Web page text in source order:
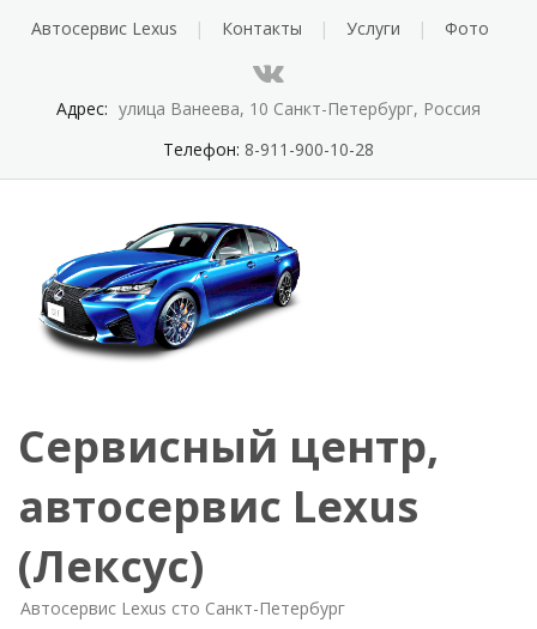
Автосервис Lexus Контакты Услуги Фото
Адрес: улица Ванеева, 10 Санкт-Петербург, Россия
Телефон: 8-911-900-10-28
Сервисный центр,
автосервис Lexus
(Лексус)
Автосервис Lexus сто Санкт-Петербург